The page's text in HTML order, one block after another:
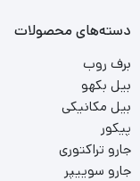
دسته‌های محصولات
برف روب
بیل بکهو
بیل مکانیکی
پیکور
جارو تراکتوری
جارو سوییپر